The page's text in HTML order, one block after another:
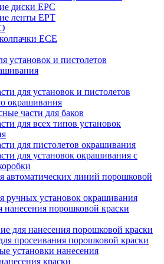
диски EPC
ленты EPT
ECE
установок и пистолетов
для установок и пистолетов
окрашивания
части для баков
для всех типов установок
для пистолетов окрашивания
для установок окрашивания с
автоматических линий порошковой
ручных установок окрашивания
нанесения порошковой краски
для нанесения порошковой краски
просеивания порошковой краски
установки нанесения
краски